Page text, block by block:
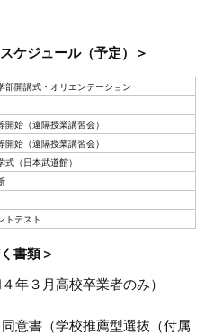
ケジュール（予定）＞
部開講式・オリエンテーション
開始（遠隔授業講習会）
開始（遠隔授業講習会）
式（日本武道館）
トテスト
書類＞
年３月高校卒業者のみ）
意書（学校推薦型選抜（付属